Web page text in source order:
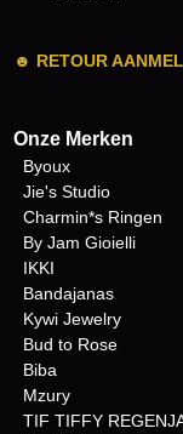
☻ RETOUR
Onze Merken
Byoux
Jie's Studio
Charmin*s Ringen
By Jam Gioielli
IKKI
Bandajanas
Kywi Jewelry
Bud to Rose
Biba
Mzury
TIF TIFFY